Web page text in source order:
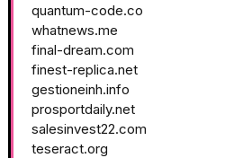
quantum-code.co
whatnews.me
final-dream.com
finest-replica.net
gestioneinh.info
prosportdaily.net
salesinvest22.com
teseract.org